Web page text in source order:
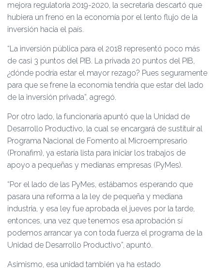
mejora regulatoria 2019-2020, la secretaria descartó que
hubiera un freno en la economía por el lento flujo de la
inversión hacia el país.
“La inversión pública para el 2018 representó poco más
de casi 3 puntos del PIB. La privada 20 puntos del PIB,
¿dónde podría estar el mayor rezago? Pues seguramente
para que se frene la economía tendría que estar del lado
de la inversión privada”, agregó.
Por otro lado, la funcionaria apuntó que la Unidad de
Desarrollo Productivo, la cual se encargará de sustituir al
Programa Nacional de Fomento al Microempresario
(Pronafim), ya estaría lista para iniciar los trabajos de
apoyo a pequeñas y medianas empresas (PyMes).
“Por el lado de las PyMes, estábamos esperando que
pasara una reforma a la ley de pequeña y mediana
industria, y esa ley fue aprobada el jueves por la tarde,
entonces, una vez que tenemos esa aprobación sí
podemos arrancar ya con toda fuerza el programa de la
Unidad de Desarrollo Productivo”, apuntó.
Asimismo, esa unidad también ya ha estado